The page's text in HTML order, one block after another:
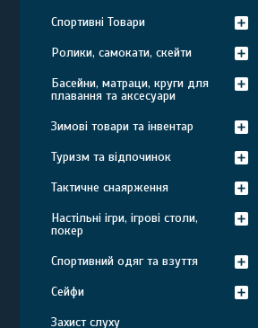
Спортивні Товари
Ролики, самокати, скейти
Басейни, матраци, круги для
плавання та аксесуари
Зимові товари та інвентар
Туризм та відпочинок
Тактичне снаярження
Настільні ігри, ігрові столи,
покер
Спортивний одяг та взуття
Сейфи
Захист слуху